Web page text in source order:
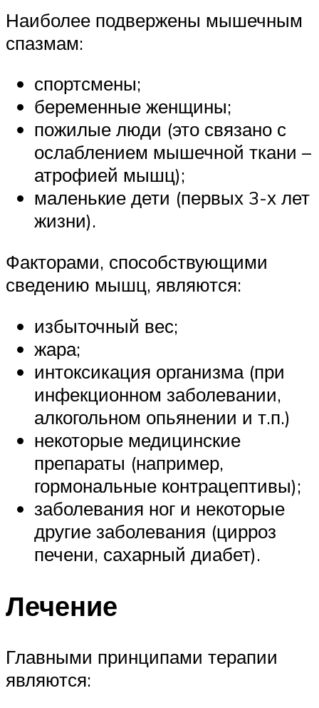
Наиболее подвержены мышечным
спазмам:
спортсмены;
беременные женщины;
пожилые люди (это связано с
ослаблением мышечной ткани –
атрофией мышц);
маленькие дети (первых 3-х лет
жизни).
Факторами, способствующими
сведению мышц, являются:
избыточный вес;
жара;
интоксикация организма (при
инфекционном заболевании,
алкогольном опьянении и т.п.)
некоторые медицинские
препараты (например,
гормональные контрацептивы);
заболевания ног и некоторые
другие заболевания (цирроз
печени, сахарный диабет).
Лечение
Главными принципами терапии
являются: